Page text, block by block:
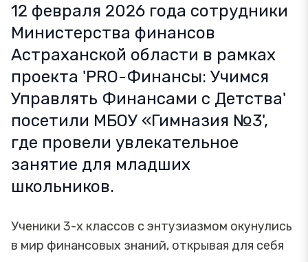
12 февраля 2026 года сотрудники
Министерства финансов
Астраханской области в рамках
проекта 'PRO-Финансы: Учимся
Управлять Финансами с Детства'
посетили МБОУ «Гимназия №3',
где провели увлекательное
занятие для младших
школьников.
Ученики 3-х классов с энтузиазмом окунулись
в мир финансовых знаний, открывая для себя